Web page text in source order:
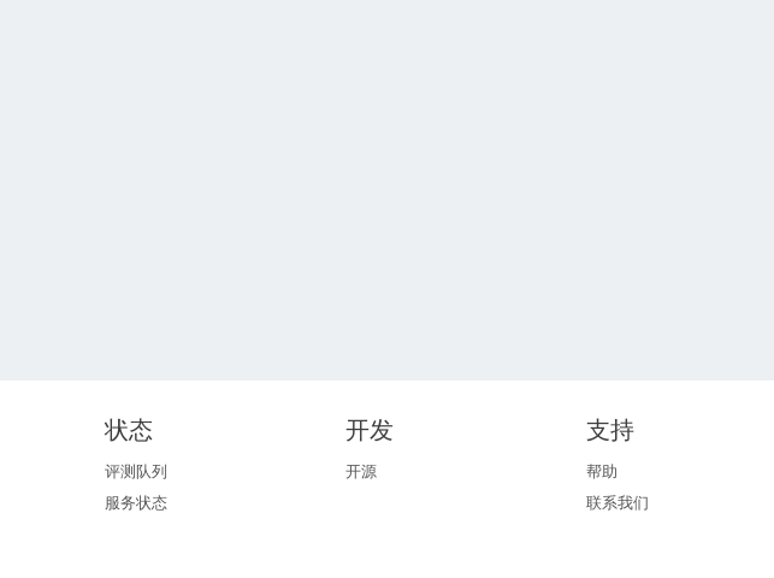
状态
评测队列
服务状态
开发
开源
支持
帮助
联系我们